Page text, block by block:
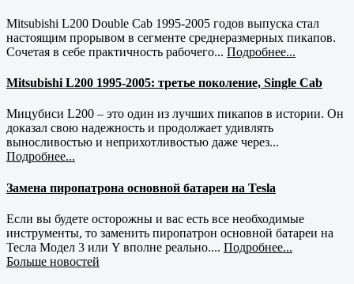
Mitsubishi L200 Double Cab 1995-2005 годов выпуска стал
настоящим прорывом в сегменте среднеразмерных пикапов.
Сочетая в себе практичность рабочего... Подробнее...
Mitsubishi L200 1995-2005: третье поколение, Single Cab
Мицубиси L200 – это один из лучших пикапов в истории. Он
доказал свою надежность и продолжает удивлять
выносливостью и неприхотливостью даже через...
Подробнее...
Замена пиропатрона основной батареи на Tesla
Если вы будете осторожны и вас есть все необходимые
инструменты, то заменить пиропатрон основной батареи на
Тесла Модел 3 или Y вполне реально.... Подробнее...
Больше новостей